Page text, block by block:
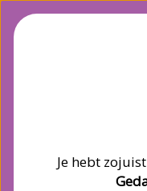
Je hebt